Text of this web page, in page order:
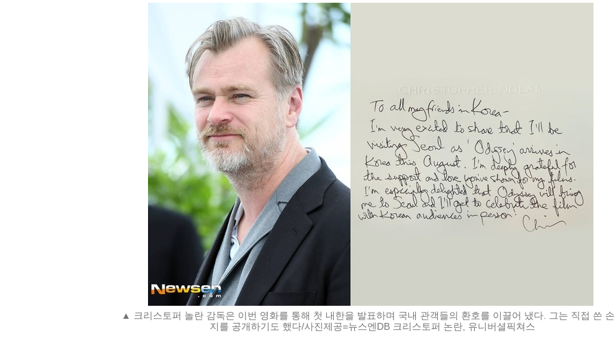
▲ 크리스토퍼 놀란 감독은 이번 영화를 통해 첫 내한을 발표하며 국내 관객들의 환호를 이끌어 냈다. 그는 직접 쓴
지를 공개하기도 했다/사진제공=뉴스엔DB 크리스토퍼 논란, 유니버셜픽쳐스